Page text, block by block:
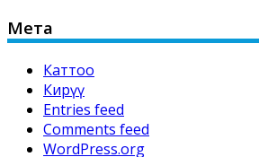
Мета
Каттоо
Кирүү
Entries feed
Comments feed
WordPress.org